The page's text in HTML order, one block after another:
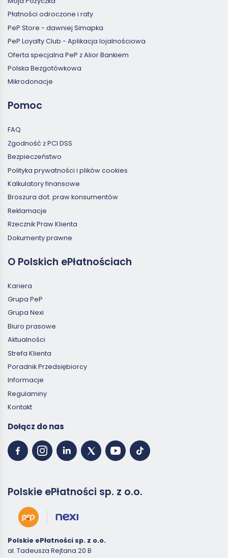
Płatności odroczone i raty
PeP Store - dawniej Simapka
PeP Loyalty Club - Aplikacja lojalnościowa
Oferta specjalna PeP z Alior Bankiem
Polska Bezgotówkowa
Mikrodonacje
Pomoc
FAQ
Zgodność z PCI DSS
Bezpieczeństwo
Polityka prywatności i plików cookies
Kalkulatory finansowe
Broszura dot. praw konsumentów
Reklamacje
Rzecznik Praw Klienta
Dokumenty prawne
O Polskich ePłatnościach
Kariera
Grupa PeP
Grupa Nexi
Biuro prasowe
Aktualności
Strefa Klienta
Poradnik Przedsiębiorcy
Informacje
Regulaminy
Kontakt
Dołącz do nas
Polskie ePłatności sp. z o.o.
Polskie ePłatności sp. z o.o.
al. Tadeusza Rejtana 20 B